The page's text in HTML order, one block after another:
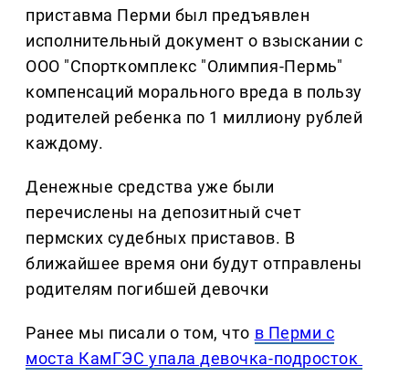
приставма Перми был предъявлен
исполнительный документ о взыскании с
ООО "Спорткомплекс "Олимпия-Пермь"
компенсаций морального вреда в пользу
родителей ребенка по 1 миллиону рублей
каждому.
Денежные средства уже были
перечислены на депозитный счет
пермских судебных приставов. В
ближайшее время они будут отправлены
родителям погибшей девочки
Ранее мы писали о том, что в Перми с
моста КамГЭС упала девочка-подросток